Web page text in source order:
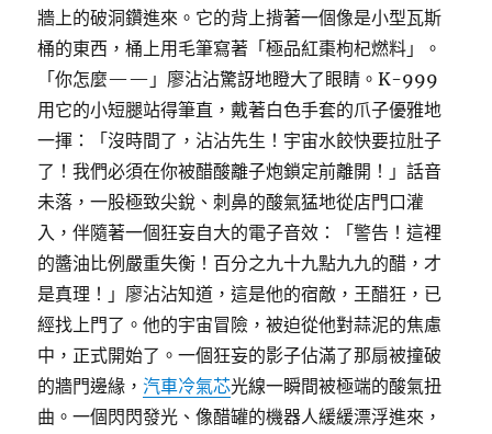
牆上的破洞鑽進來。它的背上揹著一個像是小型瓦斯
桶的東西，桶上用毛筆寫著「極品紅棗枸杞燃料」。
「你怎麼——」廖沾沾驚訝地瞪大了眼睛。K-999
用它的小短腿站得筆直，戴著白色手套的爪子優雅地
一揮：「沒時間了，沾沾先生！宇宙水餃快要拉肚子
了！我們必須在你被醋酸離子炮鎖定前離開！」話音
未落，一股極致尖銳、刺鼻的酸氣猛地從店門口灌
入，伴隨著一個狂妄自大的電子音效：「警告！這裡
的醬油比例嚴重失衡！百分之九十九點九九的醋，才
是真理！」廖沾沾知道，這是他的宿敵，王醋狂，已
經找上門了。他的宇宙冒險，被迫從他對蒜泥的焦慮
中，正式開始了。一個狂妄的影子佔滿了那扇被撞破
的牆門邊緣，汽車冷氣芯光線一瞬間被極端的酸氣扭
曲。一個閃閃發光、像醋罐的機器人緩緩漂浮進來，